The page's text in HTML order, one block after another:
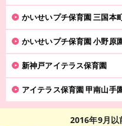
かいせいプチ保育園 三国本
かいせいプチ保育園 小野原
新神戸アイテラス保育園
アイテラス保育園 甲南山手
2016年9月以